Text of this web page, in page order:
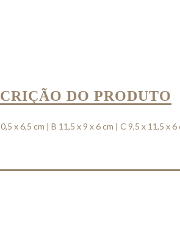
DO PRODUTO
x 6,5 cm | B 11,5 x 9 x 6 cm | C 9,5 x 11,5 x 6